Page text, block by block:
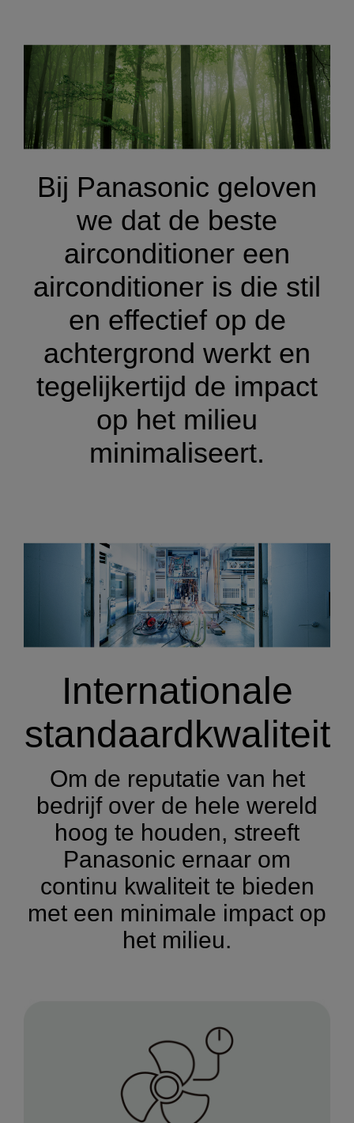
Bij Panasonic geloven
we dat de beste
airconditioner een
airconditioner is die stil
en effectief op de
achtergrond werkt en
tegelijkertijd de impact
op het milieu
minimaliseert.
Internationale
standaardkwaliteit
Om de reputatie van het
bedrijf over de hele wereld
hoog te houden, streeft
Panasonic ernaar om
continu kwaliteit te bieden
met een minimale impact op
het milieu.